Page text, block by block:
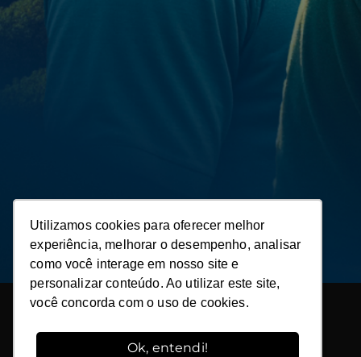
Utilizamos cookies para oferecer melhor
experiência, melhorar o desempenho, analisar
como você interage em nosso site e
personalizar conteúdo. Ao utilizar este site,
você concorda com o uso de cookies.
Ok, entendi!
Utilizamos cookies para oferecer melhor
experiência, melhorar o desempenho, analisar
como você interage em nosso site e
personalizar conteúdo. Ao utilizar este site,
você concorda com o uso de cookies.
Ok, entendi!
Agroadvance, Escola de Negócios Agro que conecta o